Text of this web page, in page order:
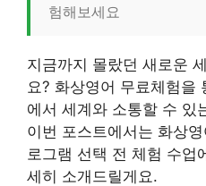
험해보세요
지금까지 몰랐던 새로운
요? 화상영어 무료체험을
에서 세계와 소통할 수 있
이번 포스트에서는 화상
로그램 선택 전 체험 수업
세히 소개드릴게요.